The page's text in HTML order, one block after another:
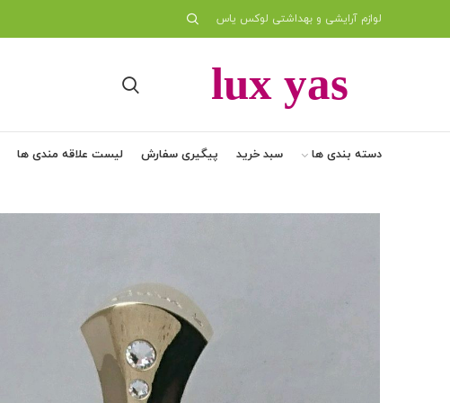
لوازم آرایشی و بهداشتی لوکس یاس
دسته بندی ها سبد خرید پیگیری سفارش لیست علاقه مندی ها